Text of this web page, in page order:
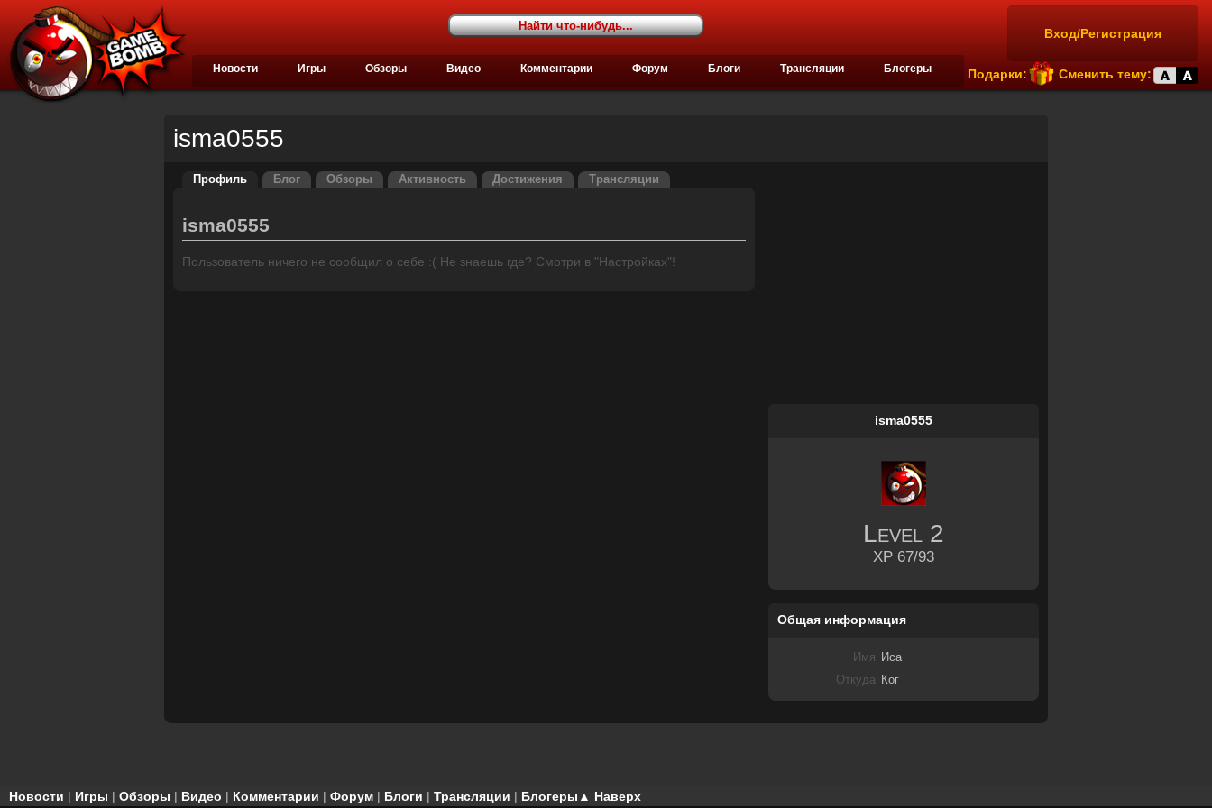
Вход/Регистрация
Подарки: Сменить тему:
Новости Игры Обзоры Видео Комментарии Форум Блоги Трансляции Блогеры
isma0555
Профиль Блог Обзоры Активность Достижения Трансляции
isma0555
Пользователь ничего не сообщил о себе :( Не знаешь где? Смотри в "Настройках"!
isma0555
Level 2
XP 67/93
Общая информация
Имя
Иса
Откуда Ког
▲ Наверх
Новости | Игры | Обзоры | Видео | Комментарии | Форум | Блоги | Трансляции | Блогеры